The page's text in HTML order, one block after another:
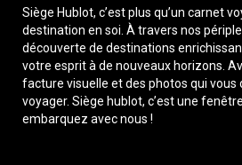
Siège Hublot, c’est plus qu’un carnet
destination en soi. À travers nos
découverte de destinations
votre esprit à de nouveaux horizons.
facture visuelle et des photos qui vous
voyager. Siège hublot, c’est une
embarquez avec nous !